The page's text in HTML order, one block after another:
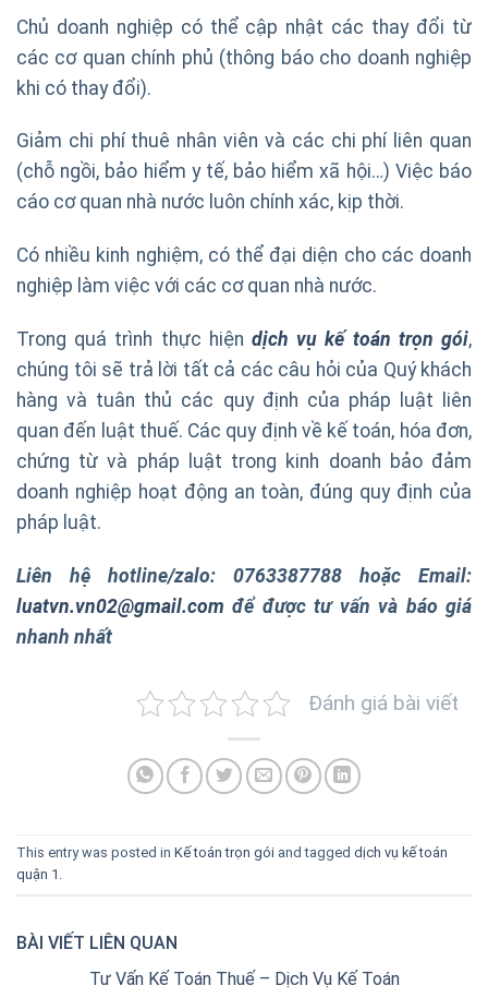
Chủ doanh nghiệp có thể cập nhật các thay đổi từ
các cơ quan chính phủ (thông báo cho doanh nghiệp
khi có thay đổi).
Giảm chi phí thuê nhân viên và các chi phí liên quan
(chỗ ngồi, bảo hiểm y tế, bảo hiểm xã hội…) Việc báo
cáo cơ quan nhà nước luôn chính xác, kịp thời.
Có nhiều kinh nghiệm, có thể đại diện cho các doanh
nghiệp làm việc với các cơ quan nhà nước.
Trong quá trình thực hiện dịch vụ kế toán trọn gói,
chúng tôi sẽ trả lời tất cả các câu hỏi của Quý khách
hàng và tuân thủ các quy định của pháp luật liên
quan đến luật thuế. Các quy định về kế toán, hóa đơn,
chứng từ và pháp luật trong kinh doanh bảo đảm
doanh nghiệp hoạt động an toàn, đúng quy định của
pháp luật.
Liên hệ hotline/zalo: 0763387788 hoặc Email:
luatvn.vn02@gmail.com để được tư vấn và báo giá
nhanh nhất
Đánh giá bài viết
This entry was posted in Kế toán trọn gói and tagged dịch vụ kế toán
quận 1 .
BÀI VIẾT LIÊN QUAN
Tư Vấn Kế Toán Thuế – Dịch Vụ Kế Toán